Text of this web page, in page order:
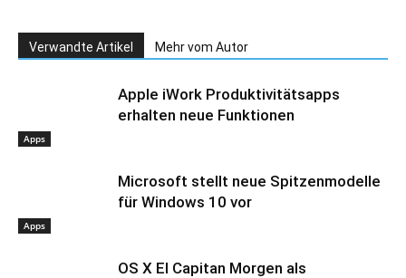
Verwandte Artikel Mehr vom Autor
Apps
Apple iWork Produktivitätsapps
erhalten neue Funktionen
Apps
Microsoft stellt neue Spitzenmodelle
für Windows 10 vor
OS X El Capitan Morgen als